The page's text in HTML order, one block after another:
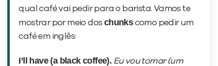
qual café vai pedir para o barista. Vamos te
mostrar por meio dos chunkscomo pedir um
café em inglês:
I’ll have (a black coffee). Eu vou tomar (um